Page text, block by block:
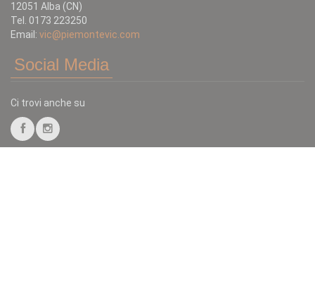
12051 Alba (CN)
Tel. 0173 223250
Email: vic@piemontevic.com
Social Media
Ci trovi anche su